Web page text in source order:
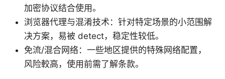
加密协议结合使用。
浏览器代理与混淆技术：针对特定场景的小范围解
决方案，易被 detect，稳定性较低。
免流/混合网络：一些地区提供的特殊网络配置，
风险較高，使用前需了解条款。